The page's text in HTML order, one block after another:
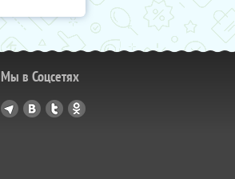
Мы в Соцсетях